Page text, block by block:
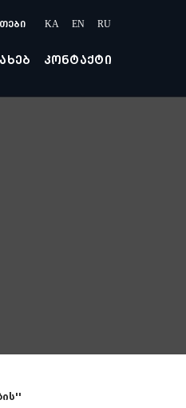
KA EN RU
კონტაქტი